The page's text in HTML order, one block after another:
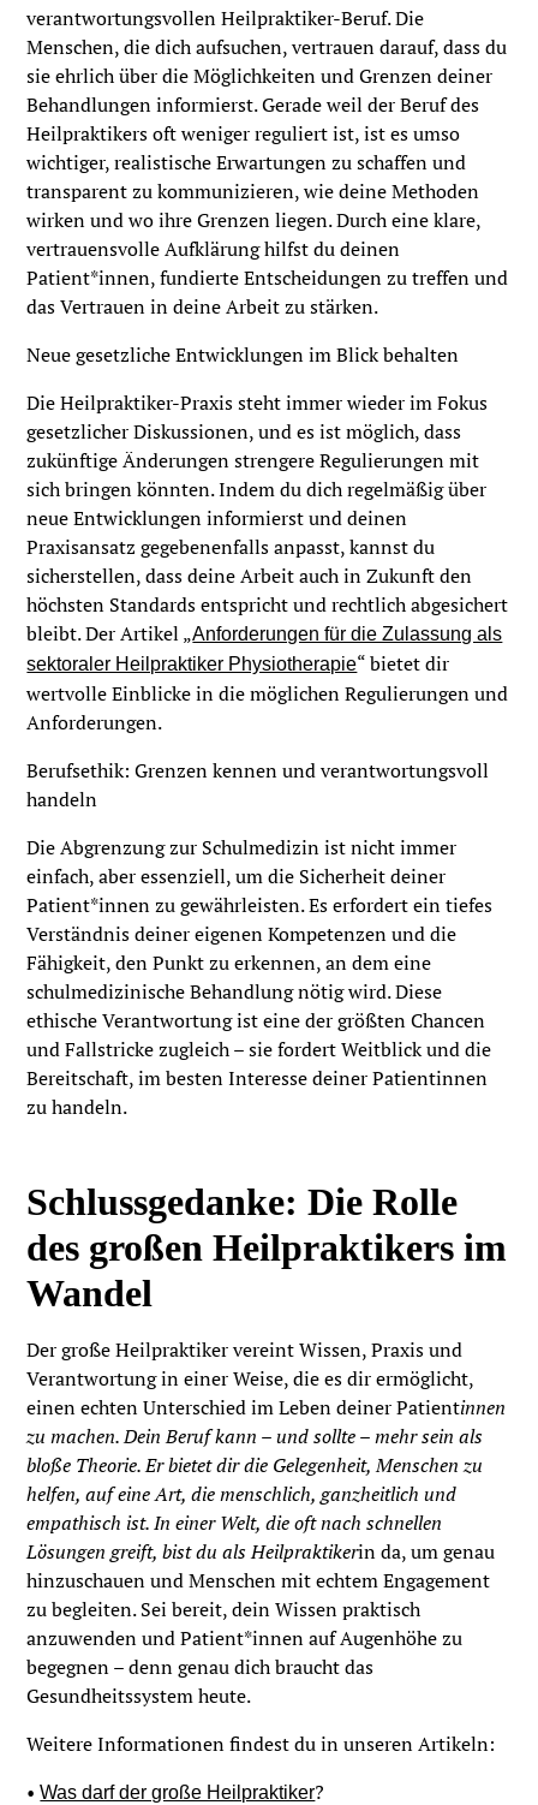
verantwortungsvollen Heilpraktiker-Beruf. Die
Menschen, die dich aufsuchen, vertrauen darauf, dass du
sie ehrlich über die Möglichkeiten und Grenzen deiner
Behandlungen informierst. Gerade weil der Beruf des
Heilpraktikers oft weniger reguliert ist, ist es umso
wichtiger, realistische Erwartungen zu schaffen und
transparent zu kommunizieren, wie deine Methoden
wirken und wo ihre Grenzen liegen. Durch eine klare,
vertrauensvolle Aufklärung hilfst du deinen
Patient*innen, fundierte Entscheidungen zu treffen und
das Vertrauen in deine Arbeit zu stärken.
Neue gesetzliche Entwicklungen im Blick behalten
Die Heilpraktiker-Praxis steht immer wieder im Fokus
gesetzlicher Diskussionen, und es ist möglich, dass
zukünftige Änderungen strengere Regulierungen mit
sich bringen könnten. Indem du dich regelmäßig über
neue Entwicklungen informierst und deinen
Praxisansatz gegebenenfalls anpasst, kannst du
sicherstellen, dass deine Arbeit auch in Zukunft den
höchsten Standards entspricht und rechtlich abgesichert
bleibt. Der Artikel „Anforderungen für die Zulassung als
sektoraler Heilpraktiker Physiotherapie“ bietet dir
wertvolle Einblicke in die möglichen Regulierungen und
Anforderungen.
Berufsethik: Grenzen kennen und verantwortungsvoll
handeln
Die Abgrenzung zur Schulmedizin ist nicht immer
einfach, aber essenziell, um die Sicherheit deiner
Patient*innen zu gewährleisten. Es erfordert ein tiefes
Verständnis deiner eigenen Kompetenzen und die
Fähigkeit, den Punkt zu erkennen, an dem eine
schulmedizinische Behandlung nötig wird. Diese
ethische Verantwortung ist eine der größten Chancen
und Fallstricke zugleich – sie fordert Weitblick und die
Bereitschaft, im besten Interesse deiner Patientinnen
zu handeln.
Schlussgedanke: Die Rolle
des großen Heilpraktikers im
Wandel
Der große Heilpraktiker vereint Wissen, Praxis und
Verantwortung in einer Weise, die es dir ermöglicht,
einen echten Unterschied im Leben deiner Patientinnen
zu machen. Dein Beruf kann – und sollte – mehr sein als
bloße Theorie. Er bietet dir die Gelegenheit, Menschen zu
helfen, auf eine Art, die menschlich, ganzheitlich und
empathisch ist. In einer Welt, die oft nach schnellen
Lösungen greift, bist du als Heilpraktikerin da, um genau
hinzuschauen und Menschen mit echtem Engagement
zu begleiten. Sei bereit, dein Wissen praktisch
anzuwenden und Patient*innen auf Augenhöhe zu
begegnen – denn genau dich braucht das
Gesundheitssystem heute.
Weitere Informationen findest du in unseren Artikeln:
•Was darf der große Heilpraktiker?